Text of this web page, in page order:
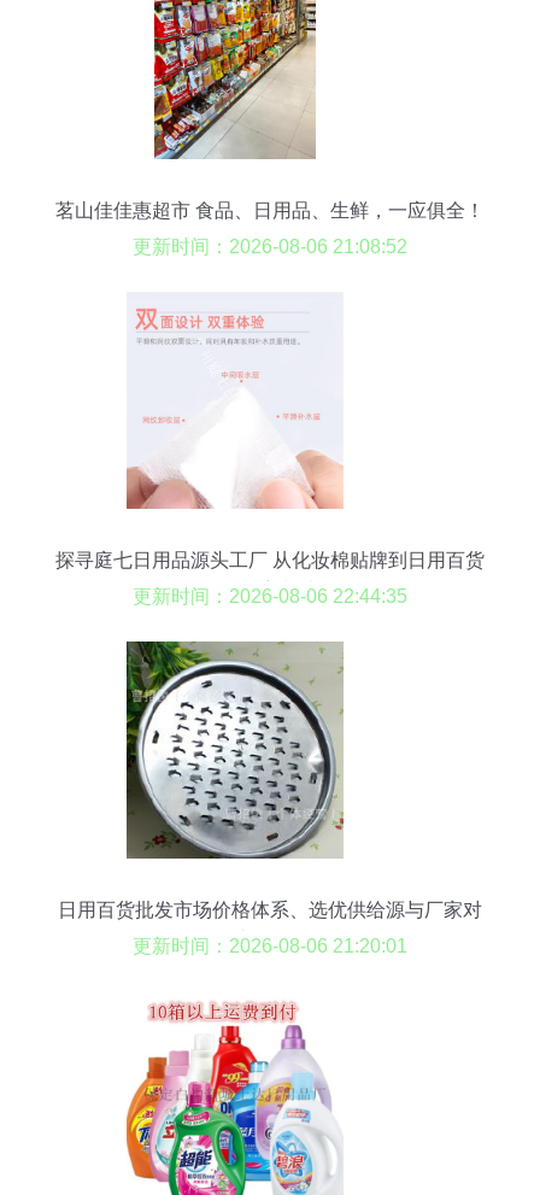
茗山佳佳惠超市 食品、日用品、生鲜，一应俱全！
更新时间：2026-08-06 21:08:52
探寻庭七日用品源头工厂 从化妆棉贴牌到日用百货
的匠心制造
更新时间：2026-08-06 22:44:35
日用百货批发市场价格体系、选优供给源与厂家对
接全攻略
更新时间：2026-08-06 21:20:01